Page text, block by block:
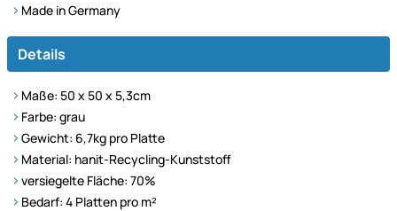
Made in Germany
Details
Maße: 50 x 50 x 5,3cm
Farbe: grau
Gewicht: 6,7kg pro Platte
Material: hanit-Recycling-Kunststoff
versiegelte Fläche: 70%
Bedarf: 4 Platten pro m²